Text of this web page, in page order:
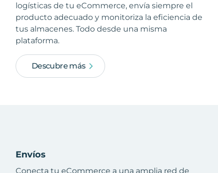
logísticas de tu eCommerce, envía siempre el
producto adecuado y monitoriza la eficiencia de
tus almacenes. Todo desde una misma
plataforma.
Descubre más
Envíos
Conecta tu eCommerce a una amplia red de